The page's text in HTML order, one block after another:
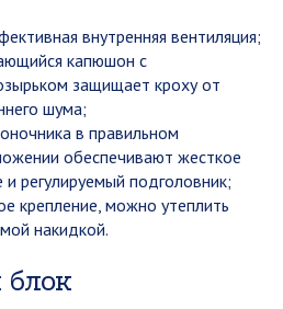
внутренняя вентиляция;
капюшон с
защищает кроху от
шума;
в правильном
обеспечивают жесткое
регулируемый подголовник;
крепление, можно утеплить
накидкой.